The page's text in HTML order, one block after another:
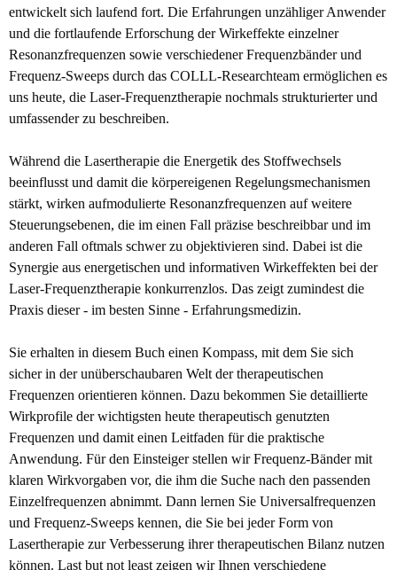
entwickelt sich laufend fort. Die Erfahrungen unzähliger Anwender
und die fortlaufende Erforschung der Wirkeffekte einzelner
Resonanzfrequenzen sowie verschiedener Frequenzbänder und
Frequenz-Sweeps durch das COLLL-Researchteam ermöglichen es
uns heute, die Laser-Frequenztherapie nochmals strukturierter und
umfassender zu beschreiben.
Während die Lasertherapie die Energetik des Stoffwechsels
beeinflusst und damit die körpereigenen Regelungsmechanismen
stärkt, wirken aufmodulierte Resonanzfrequenzen auf weitere
Steuerungsebenen, die im einen Fall präzise beschreibbar und im
anderen Fall oftmals schwer zu objektivieren sind. Dabei ist die
Synergie aus energetischen und informativen Wirkeffekten bei der
Laser-Frequenztherapie konkurrenzlos. Das zeigt zumindest die
Praxis dieser - im besten Sinne - Erfahrungsmedizin.
Sie erhalten in diesem Buch einen Kompass, mit dem Sie sich
sicher in der unüberschaubaren Welt der therapeutischen
Frequenzen orientieren können. Dazu bekommen Sie detaillierte
Wirkprofile der wichtigsten heute therapeutisch genutzten
Frequenzen und damit einen Leitfaden für die praktische
Anwendung. Für den Einsteiger stellen wir Frequenz-Bänder mit
klaren Wirkvorgaben vor, die ihm die Suche nach den passenden
Einzelfrequenzen abnimmt. Dann lernen Sie Universalfrequenzen
und Frequenz-Sweeps kennen, die Sie bei jeder Form von
Lasertherapie zur Verbesserung ihrer therapeutischen Bilanz nutzen
können. Last but not least zeigen wir Ihnen verschiedene